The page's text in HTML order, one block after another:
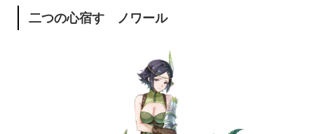
二つの心宿す ノワール